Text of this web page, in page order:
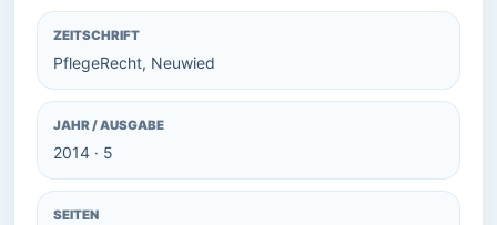
ZEITSCHRIFT
PflegeRecht, Neuwied
JAHR / AUSGABE
2014 · 5
SEITEN